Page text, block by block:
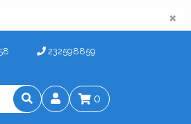
×
×
232598859
0